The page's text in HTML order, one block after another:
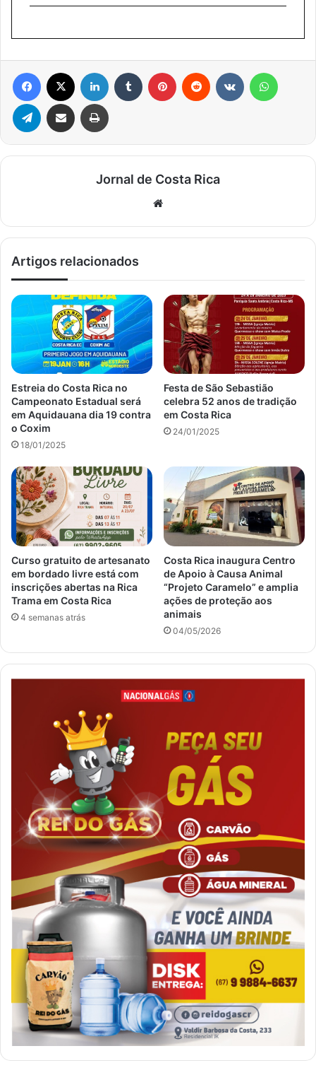
Facebook Linkedin Tumblr Pinterest Reddit
Telegram Compartilhar via e-mail Imprimir
Jornal de Costa Rica
Artigos relacionados
Estreia do Costa Rica no
Campeonato Estadual será
em Aquidauana dia 19 contra
o Coxim
18/01/2025
Festa de São Sebastião
celebra 52 anos de tradição
em Costa Rica
24/01/2025
Curso gratuito de artesanato
em bordado livre está com
inscrições abertas na Rica
Trama em Costa Rica
4 semanas atrás
Costa Rica inaugura Centro
de Apoio à Causa Animal
“Projeto Caramelo” e amplia
ações de proteção aos
animais
04/05/2026